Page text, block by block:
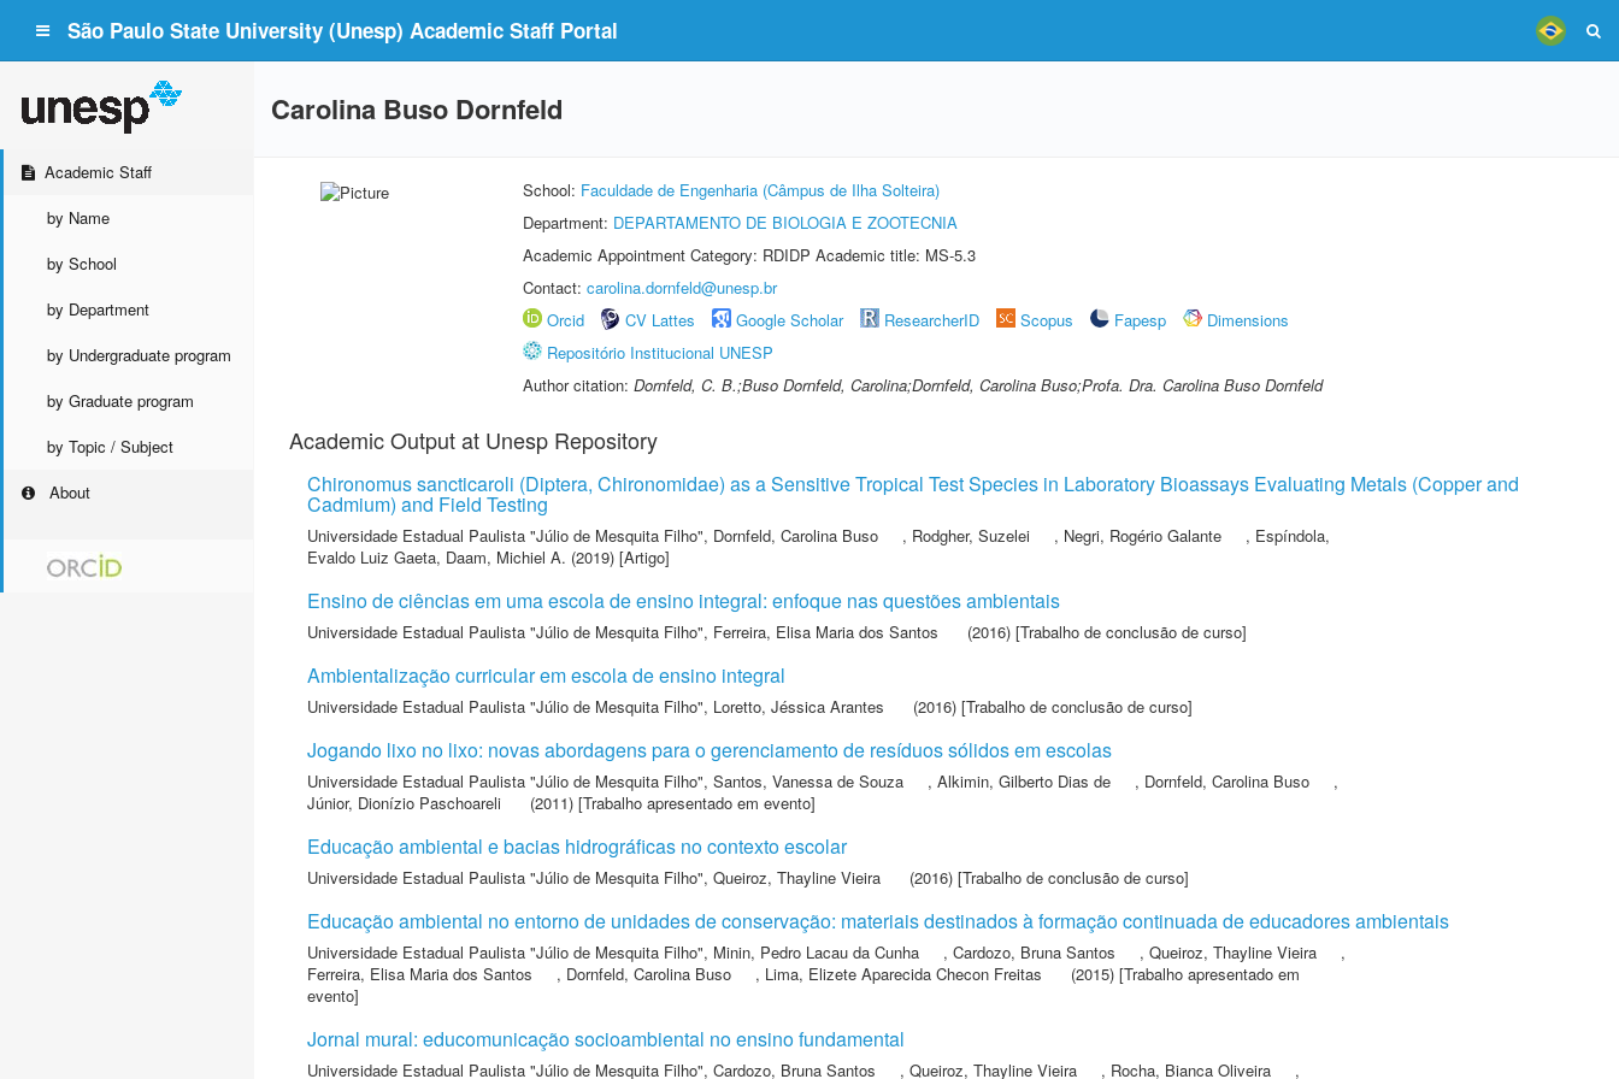
São Paulo State University (Unesp) Academic Staff Portal
Academic Staff
by Name
by School
by Department
by Undergraduate program
by Graduate program
by Topic / Subject
About
Carolina Buso Dornfeld
School: Faculdade de Engenharia (Câmpus de Ilha Solteira)
Department: DEPARTAMENTO DE BIOLOGIA E ZOOTECNIA
Academic Appointment Category: RDIDP Academic title: MS-5.3
Contact: carolina.dornfeld@unesp.br
Orcid
CV Lattes Google Scholar ResearcherID Scopus Fapesp
Dimensions
Repositório Institucional UNESP
Author citation: Dornfeld, C. B.;Buso Dornfeld, Carolina;Dornfeld, Carolina Buso;Profa. Dra. Carolina Buso Dornfeld
Academic Output at Unesp Repository
Chironomus sancticaroli (Diptera, Chironomidae) as a Sensitive Tropical Test Species in Laboratory Bioassays Evaluating Metals (Copper and
Cadmium) and Field Testing
Universidade Estadual Paulista "Júlio de Mesquita Filho", Dornfeld, Carolina Buso , Rodgher, Suzelei , Negri, Rogério Galante , Espíndola,
Evaldo Luiz Gaeta, Daam, Michiel A. (2019) [Artigo]
Ensino de ciências em uma escola de ensino integral: enfoque nas questões ambientais
Universidade Estadual Paulista "Júlio de Mesquita Filho", Ferreira, Elisa Maria dos Santos (2016) [Trabalho de conclusão de curso]
Ambientalização curricular em escola de ensino integral
Universidade Estadual Paulista "Júlio de Mesquita Filho", Loretto, Jéssica Arantes (2016) [Trabalho de conclusão de curso]
Jogando lixo no lixo: novas abordagens para o gerenciamento de resíduos sólidos em escolas
Universidade Estadual Paulista "Júlio de Mesquita Filho", Santos, Vanessa de Souza , Alkimin, Gilberto Dias de , Dornfeld, Carolina Buso
,
Júnior, Dionízio Paschoareli
(2011) [Trabalho apresentado em evento]
Educação ambiental e bacias hidrográficas no contexto escolar
Universidade Estadual Paulista "Júlio de Mesquita Filho", Queiroz, Thayline Vieira (2016) [Trabalho de conclusão de curso]
Educação ambiental no entorno de unidades de conservação: materiais destinados à formação continuada de educadores ambientais
Universidade Estadual Paulista "Júlio de Mesquita Filho", Minin, Pedro Lacau da Cunha , Cardozo, Bruna Santos , Queiroz, Thayline Vieira
,
Ferreira, Elisa Maria dos Santos
, Dornfeld, Carolina Buso , Lima, Elizete Aparecida Checon Freitas
(2015) [Trabalho apresentado em
evento]
Jornal mural: educomunicação socioambiental no ensino fundamental
Universidade Estadual Paulista "Júlio de Mesquita Filho", Cardozo, Bruna Santos , Queiroz, Thayline Vieira , Rocha, Bianca Oliveira ,